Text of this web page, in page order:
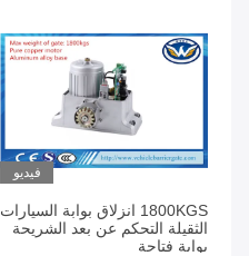
فيديو
1800KGS انزلاق بوابة السيارات
الثقيلة التحكم عن بعد الشريحة
بوابة فتاحة